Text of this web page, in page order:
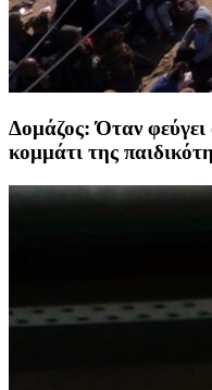
Δομάζος: Όταν φεύγει
κομμάτι της